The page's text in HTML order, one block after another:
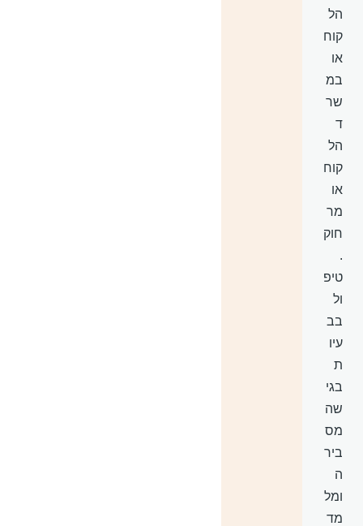
הל
קוח
או
במ
שר
ד
הל
קוח
או
מר
חוק
טיפ
ול
בב
עיו
ת
בגי
שה
מס
ביר
ה
ומל
מד